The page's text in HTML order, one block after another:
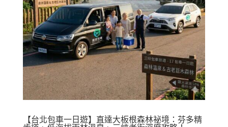
【台北包車一日遊】直達大板根森林祕境：芬多精